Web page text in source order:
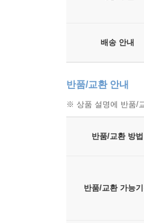
배송 안내
반품/교환 안내
※ 상품 설명에 반품/
반품/교환 방법
반품/교환 가능